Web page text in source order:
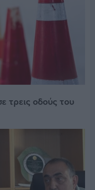
τρεις οδούς του